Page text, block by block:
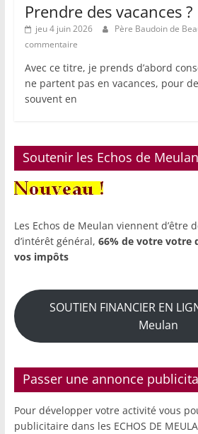
Prendre des vacances ?
jeu 4 juin 2026 Père Baudoin de
commentaire
Avec ce titre, je prends d’abord
ne partent pas en vacances, pour
souvent en
Soutenir les Echos de Meulan
Les Echos de Meulan viennent d’être
d’intérêt général, 66% de votre votre
vos impôts
SOUTIEN FINANCIER EN
Meulan
Passer une annonce
Pour développer votre activité vous
publicitaire dans les ECHOS DE